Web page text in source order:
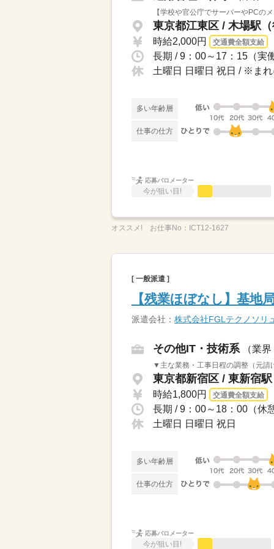
【学校や官公庁でサーバーやPCの
東京都江東区 / 木場駅
時給2,000円 交通費全額支給
長期 / 9：00～17：15（
土曜日 日曜日 祝日 / ※ま
多い年齢層
仕事の仕方
応募バロメーター
今が狙い目!
オススメ! お仕事No： ICT12-1627
[ 一般派遣 ]
【残業ほぼなし】基地
派遣会社： 株式会社FGLテクノソリ
その他IT・技術系 （業
▼主な業務・工事日程の調整（元請
東京都新宿区 / 東新宿
時給1,800円 交通費全額支給
長期 / 9：00～18：00（休
土曜日 日曜日 祝日
多い年齢層
仕事の仕方
応募バロメーター
今が狙い目!